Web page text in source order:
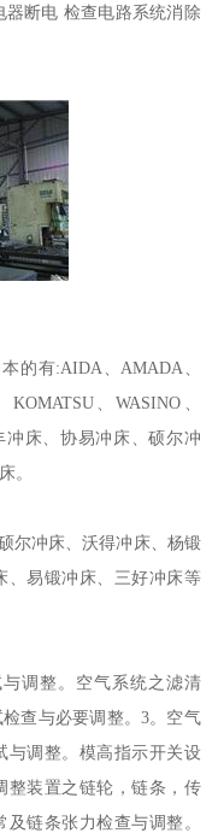
断电 检查电路系统消除
的有:AIDA、AMADA、
、WASINO、
冲床、协易冲床、硕尔冲
。
尔冲床、沃得冲床、杨锻
、易锻冲床、三好冲床等
调整。空气系统之滤清
查与必要调整。3。空气
与调整。模高指示开关设
整装置之链轮，链条，传
链条张力检查与调整。